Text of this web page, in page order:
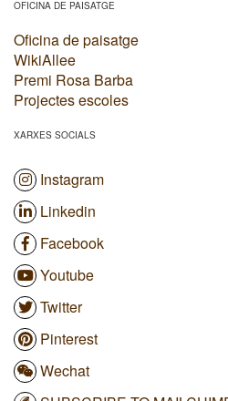
OFICINA DE PAISATGE
Oficina de paisatge
WikiAllee
Premi Rosa Barba
Projectes escoles
XARXES SOCIALS
Instagram
Linkedin
Facebook
Youtube
Twitter
Pinterest
Wechat